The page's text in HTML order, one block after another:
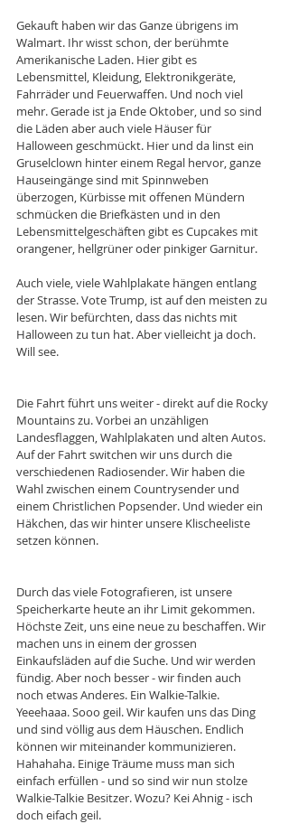
Gekauft haben wir das Ganze übrigens im
Walmart. Ihr wisst schon, der berühmte
Amerikanische Laden. Hier gibt es
Lebensmittel, Kleidung, Elektronikgeräte,
Fahrräder und Feuerwaffen. Und noch viel
mehr. Gerade ist ja Ende Oktober, und so sind
die Läden aber auch viele Häuser für
Halloween geschmückt. Hier und da linst ein
Gruselclown hinter einem Regal hervor, ganze
Hauseingänge sind mit Spinnweben
überzogen, Kürbisse mit offenen Mündern
schmücken die Briefkästen und in den
Lebensmittelgeschäften gibt es Cupcakes mit
orangener, hellgrüner oder pinkiger Garnitur.
Auch viele, viele Wahlplakate hängen entlang
der Strasse. Vote Trump, ist auf den meisten zu
lesen. Wir befürchten, dass das nichts mit
Halloween zu tun hat. Aber vielleicht ja doch.
Will see.
Die Fahrt führt uns weiter - direkt auf die Rocky
Mountains zu. Vorbei an unzähligen
Landesflaggen, Wahlplakaten und alten Autos.
Auf der Fahrt switchen wir uns durch die
verschiedenen Radiosender. Wir haben die
Wahl zwischen einem Countrysender und
einem Christlichen Popsender. Und wieder ein
Häkchen, das wir hinter unsere Klischeeliste
setzen können.
Durch das viele Fotografieren, ist unsere
Speicherkarte heute an ihr Limit gekommen.
Höchste Zeit, uns eine neue zu beschaffen. Wir
machen uns in einem der grossen
Einkaufsläden auf die Suche. Und wir werden
fündig. Aber noch besser - wir finden auch
noch etwas Anderes. Ein Walkie-Talkie.
Yeeehaaa. Sooo geil. Wir kaufen uns das Ding
und sind völlig aus dem Häuschen. Endlich
können wir miteinander kommunizieren.
Hahahaha. Einige Träume muss man sich
einfach erfüllen - und so sind wir nun stolze
Walkie-Talkie Besitzer. Wozu? Kei Ahnig - isch
doch eifach geil.